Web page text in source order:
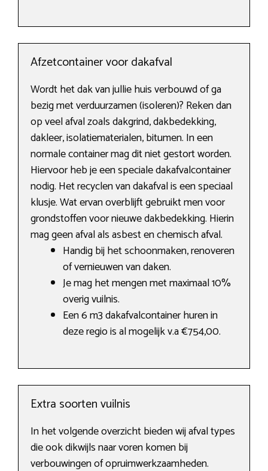
Afzetcontainer voor dakafval
Wordt het dak van jullie huis verbouwd of ga
bezig met verduurzamen (isoleren)? Reken dan
op veel afval zoals dakgrind, dakbedekking,
dakleer, isolatiematerialen, bitumen. In een
normale container mag dit niet gestort worden.
Hiervoor heb je een speciale dakafvalcontainer
nodig. Het recyclen van dakafval is een speciaal
klusje. Wat ervan overblijft gebruikt men voor
grondstoffen voor nieuwe dakbedekking. Hierin
mag geen afval als asbest en chemisch afval.
Handig bij het schoonmaken, renoveren
of vernieuwen van daken.
Je mag het mengen met maximaal 10%
overig vuilnis.
Een 6 m3 dakafvalcontainer huren in
deze regio is al mogelijk v.a €754,00.
Extra soorten vuilnis
In het volgende overzicht bieden wij afval types
die ook dikwijls naar voren komen bij
verbouwingen of opruimwerkzaamheden.